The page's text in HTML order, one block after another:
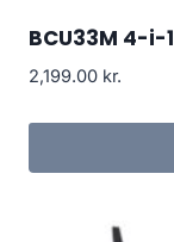
BCU33M 4-i-1
2,199.00 kr.